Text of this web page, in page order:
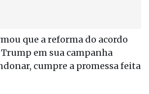
que a reforma do acordo
em sua campanha
cumpre a promessa feita